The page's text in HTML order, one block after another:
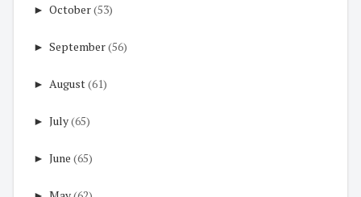
► October(53)
► September(56)
► August(61)
► July(65)
► June (65)